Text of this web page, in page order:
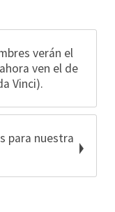
verán el
ven el de
Vinci).
para nuestra